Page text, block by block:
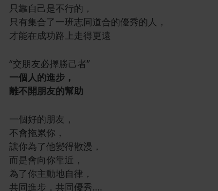
只靠自己是不行的，
只有集合了一班志同道合的優秀的人，
才能在成功路上走得更遠
“交朋友必擇勝己者”
一個人的進步，
離不開朋友的幫助
一個好的朋友，
不會拖累你，
讓你為了他變得散漫，
而是會向你靠近，
為了你主動地自律，
共同進步，共同優秀....